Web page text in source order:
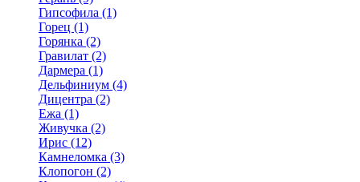
Гипсофила (1)
Горец (1)
Горянка (2)
Гравилат (2)
Дармера (1)
Дельфиниум (4)
Дицентра (2)
Ежа (1)
Живучка (2)
Ирис (12)
Камнеломка (3)
Клопогон (2)